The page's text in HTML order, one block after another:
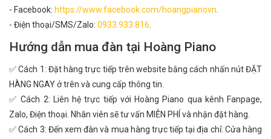
- Facebook: https://www.facebook.com/hoangpianovn
- Điện thoại/SMS/Zalo: 0933.933.816
Hướng dẫn mua đàn tại Hoàng Piano
✅ Cách 1: Đặt hàng trực tiếp trên website bằng cách nhấn nút ĐẶT
HÀNG NGAY ở trên và cung cấp thông tin.
✅ Cách 2: Liên hệ trực tiếp với Hoàng Piano qua kênh Fanpage,
Zalo, Điện thoại. Nhân viên sẽ tư vấn MIỄN PHÍ và nhận đặt hàng.
✅ Cách 3: Đến xem đàn và mua hàng trực tiếp tại địa chỉ: Cửa hàng